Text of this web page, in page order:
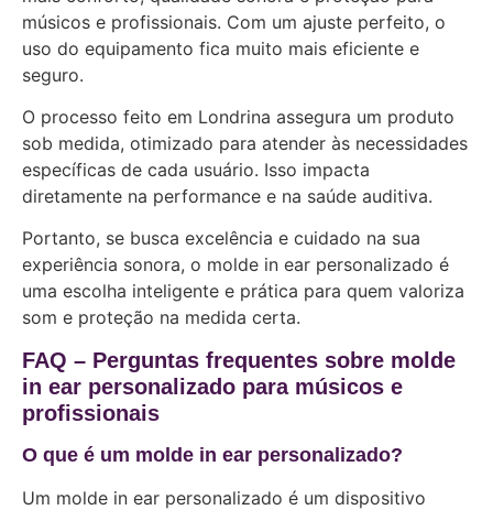
músicos e profissionais. Com um ajuste perfeito, o
uso do equipamento fica muito mais eficiente e
seguro.
O processo feito em Londrina assegura um produto
sob medida, otimizado para atender às necessidades
específicas de cada usuário. Isso impacta
diretamente na performance e na saúde auditiva.
Portanto, se busca excelência e cuidado na sua
experiência sonora, o molde in ear personalizado é
uma escolha inteligente e prática para quem valoriza
som e proteção na medida certa.
FAQ – Perguntas frequentes sobre molde
in ear personalizado para músicos e
profissionais
O que é um molde in ear personalizado?
Um molde in ear personalizado é um dispositivo